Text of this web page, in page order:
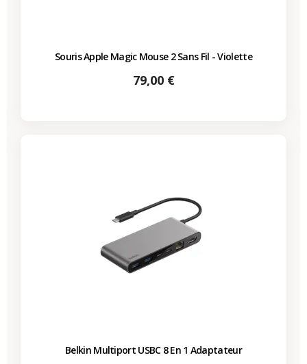
Souris Apple Magic Mouse 2 Sans Fil - Violette
Prix
79,00 €
Belkin Multiport USBC 8 En 1 Adaptateur